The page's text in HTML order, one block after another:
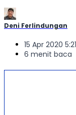
Deni Ferlindungan
15 Apr 2020
6 menit baca